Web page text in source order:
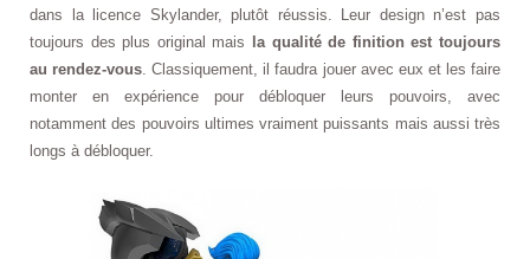
dans la licence Skylander, plutôt réussis. Leur design n’est pas
toujours des plus original mais
la qualité de finition est toujours
au rendez-vous . Classiquement, il faudra jouer avec eux et les faire
monter en expérience pour débloquer leurs pouvoirs, avec
notamment des pouvoirs ultimes vraiment puissants mais aussi très
longs à débloquer.